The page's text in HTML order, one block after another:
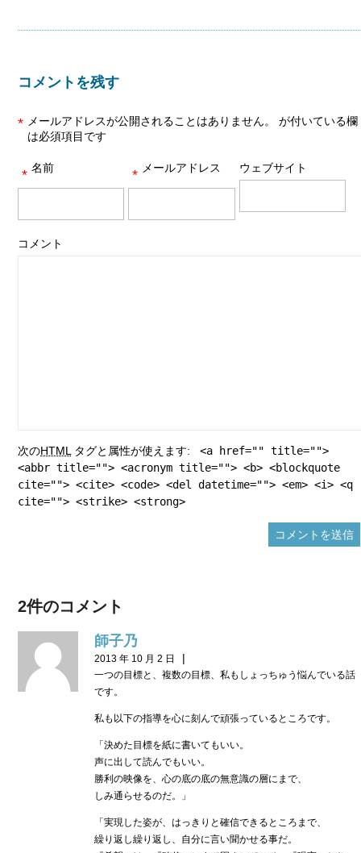
コメントを残す
メールアドレスが公開されることはありません。
*
が付いている欄
は必須項目です
名前
* メールアドレス
* ウェブサイト
コメント
次のHTML タグと属性が使えます:
<a href="" title="">
<abbr title=""> <acronym title=""> <b> <blockquote
cite=""> <cite> <code> <del datetime=""> <em> <i> <q
cite=""> <strike> <strong>
2件のコメント
師子乃
2013 年 10 月 2 日 |
一つの目標と、複数の目標、私もしょっちゅう悩んでいる話
です。
私も以下の指導を心に刻んで頑張っているところです。
「決めた目標を紙に書いてもいい。
声に出して読んでもいい。
勝利の映像を、心の底の底の無意識の層にまで、
しみ通らせるのだ。」
「実現した姿が、はっきりと確信できるところまで、
繰り返し繰り返し、自分に言い聞かせる事だ。